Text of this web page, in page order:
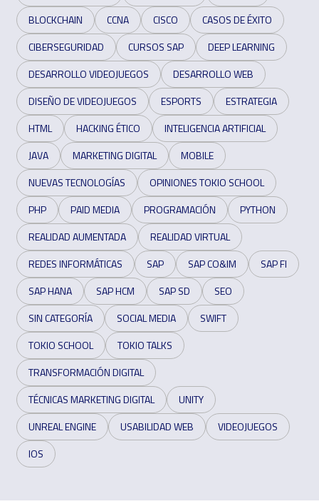
BLOCKCHAIN
CCNA CISCO
CASOS DE ÉXITO
CIBERSEGURIDAD
CURSOS SAP
DEEP LEARNING
DESARROLLO VIDEOJUEGOS
DESARROLLO WEB
DISEÑO DE VIDEOJUEGOS
ESPORTS
ESTRATEGIA
HTML
HACKING ÉTICO
INTELIGENCIA ARTIFICIAL
JAVA
MARKETING DIGITAL
MOBILE
NUEVAS TECNOLOGÍAS
OPINIONES TOKIO SCHOOL
PHP
PAID MEDIA PROGRAMACIÓN
PYTHON
REALIDAD AUMENTADA
REALIDAD VIRTUAL
REDES INFORMÁTICAS
SAP SAP CO&IM
SAP FI
SAP HANA
SAP HCM SAP SD
SEO
SIN CATEGORÍA
SOCIAL MEDIA
SWIFT
TOKIO SCHOOL
TOKIO TALKS
TRANSFORMACIÓN DIGITAL
TÉCNICAS MARKETING DIGITAL
UNITY
UNREAL ENGINE
USABILIDAD WEB
VIDEOJUEGOS
IOS